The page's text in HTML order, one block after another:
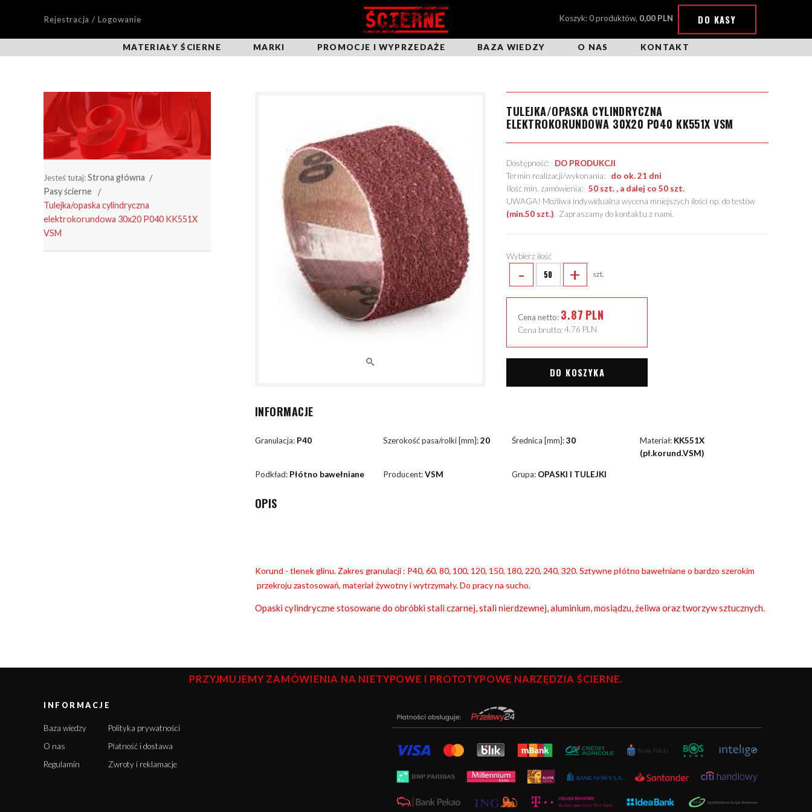
Rejestracja / Logowanie Koszyk: 0 produktów, 0,00 PLN DO KASY
MATERIAŁY ŚCIERNE MARKI PROMOCJE I WYPRZEDAŻE BAZA WIEDZY O NAS KONTAKT
Jesteś tutaj:Strona główna
Pasy ścierne
Tulejka/opaska cylindryczna
elektrokorundowa 30x20 P040 KK551X
VSM
TULEJKA/OPASKA CYLINDRYCZNA
ELEKTROKORUNDOWA 30X20 P040 KK551X VSM
Dostępność: DO PRODUKCJI
Termin realizacji/wykonania: do ok. 21 dni
Ilość min. zamówienia:50 szt. , a dalej co 50 szt.
UWAGA! Możliwa indywidualna wycena mniejszych ilości np. do testów
(min.50 szt.). Zapraszamy do kontaktu z nami.
Wybierz ilość
- + szt.
Cena netto: 3.87 PLN
Cena brutto:4.76 PLN
DO KOSZYKA
INFORMACJE
Granulacja: P40 Szerokość pasa/rolki [mm]:20 Średnica [mm]:30 Materiał: KK551X
(pł.korund.VSM)
Podkład: Płótno bawełniane Producent:VSM Grupa: OPASKI I TULEJKI
OPIS
Korund - tlenek glinu. Zakres granulacji : P40, 60, 80, 100, 120, 150, 180, 220, 240, 320. Sztywne płótno bawełniane o bardzo szerokim
przekroju zastosowań, materiał żywotny i wytrzymały. Do pracy na sucho.
Opaski cylindryczne stosowane do obróbki stali czarnej, stali nierdzewnej, aluminium, mosiądzu, żeliwa oraz tworzyw sztucznych.
PRZYJMUJEMY ZAMÓWIENIA NA NIETYPOWE I PROTOTYPOWE NARZĘDZIA ŚCIERNE.
INFORMACJE
Baza wiedzy
O nas
Regulamin
Polityka prywatności
Płatność i dostawa
Zwroty i reklamacje